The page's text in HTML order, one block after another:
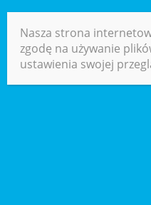
Nasza strona
zgodę na używanie
ustawienia swojej